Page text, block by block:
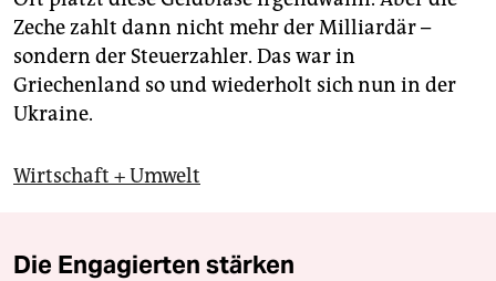
Zeche zahlt dann nicht mehr der Milliardär –
sondern der Steuerzahler. Das war in
Griechenland so und wiederholt sich nun in der
Ukraine.
Wirtschaft + Umwelt
Die Engagierten stärken